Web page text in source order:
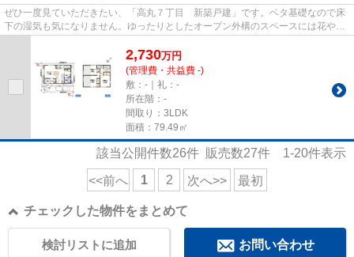
ぜひ一度見ていただきたい、「高丸７丁目 新築戸建」です。ベタ基礎なので床
下の湿気も気になりません。ゆったりとしたオープン外構のスペースには花や緑
2,730万円
(管理費・共益費 -)
敷：-｜礼：-
所在階：-
間取り：3LDK
面積：79.49㎡
該当公開件数26件 販売数27件 1-20件表示
<<前へ 1 2 次へ>> 最初
チェックした物件をまとめて
お問い合わせ
検討リストに追加